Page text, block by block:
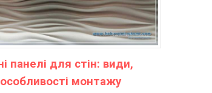
панелі для стін: види,
монтажу